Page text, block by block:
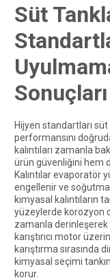
Süt
Sonuçları
Hijyen standartları
performansını
kalıntıları zamanla
ürün güvenliğini hem
Kalıntılar evaporatör
engellenir ve
kimyasal kalıntıların
yüzeylerde korozyon
zamanla derinleşerek
karıştırıcı motor
karıştırma sırasında
kimyasal seçimi
korur.